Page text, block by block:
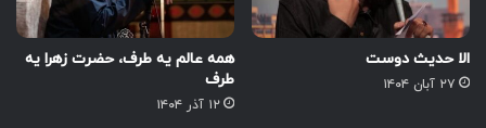
الا حدیث دوست
۲۷ آبان ۱۴۰۴
همه عالم یه طرف، حضرت زهرا یه
طرف
۱۲ آذر ۱۴۰۴